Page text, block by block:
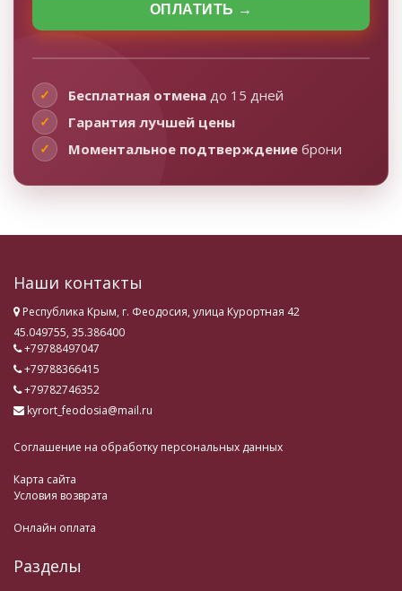
ОПЛАТИТЬ →
✓ Бесплатная отмена до 15 дней
✓ Гарантия лучшей цены
✓ Моментальное подтверждение брони
Наши контакты
Республика Крым, г. Феодосия, улица Курортная 42
45.049755, 35.386400
+79788497047
+79788366415
+79782746352
kyrort_feodosia@mail.ru
Соглашение на обработку персональных данных
Карта сайта
Условия возврата
Онлайн оплата
Разделы